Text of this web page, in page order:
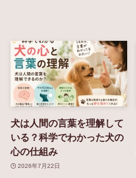
犬は人間の言葉を理解して
いる？科学でわかった犬の
心の仕組み
2026年7月22日